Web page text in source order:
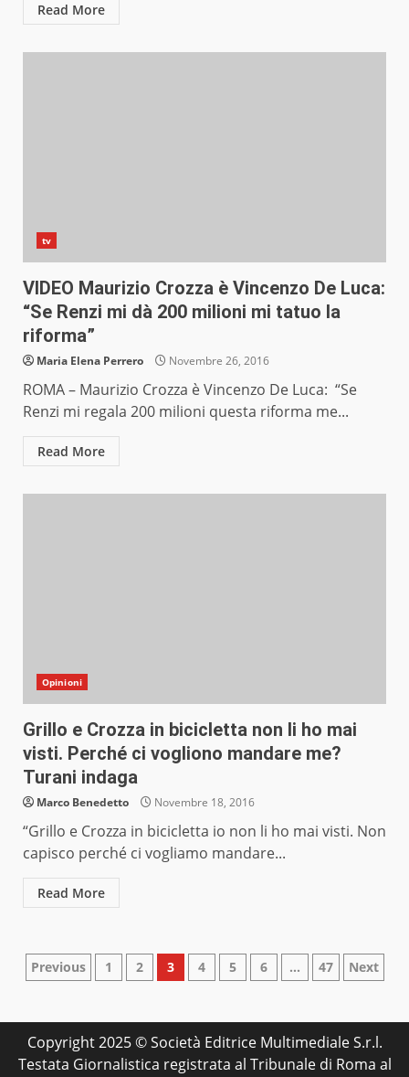
Read More
tv
VIDEO Maurizio Crozza è Vincenzo De Luca:
“Se Renzi mi dà 200 milioni mi tatuo la
riforma”
Maria Elena Perrero Novembre 26, 2016
ROMA – Maurizio Crozza è Vincenzo De Luca: “Se
Renzi mi regala 200 milioni questa riforma me...
Read More
Opinioni
Grillo e Crozza in bicicletta non li ho mai
visti. Perché ci vogliono mandare me?
Turani indaga
Marco Benedetto Novembre 18, 2016
“Grillo e Crozza in bicicletta io non li ho mai visti. Non
capisco perché ci vogliamo mandare...
Read More
Paginazione
articoli
Previous 1 2 3 4 5 6 … 47 Next
Copyright 2025 © Società Editrice Multimediale S.r.l.
Testata Giornalistica registrata al Tribunale di Roma al